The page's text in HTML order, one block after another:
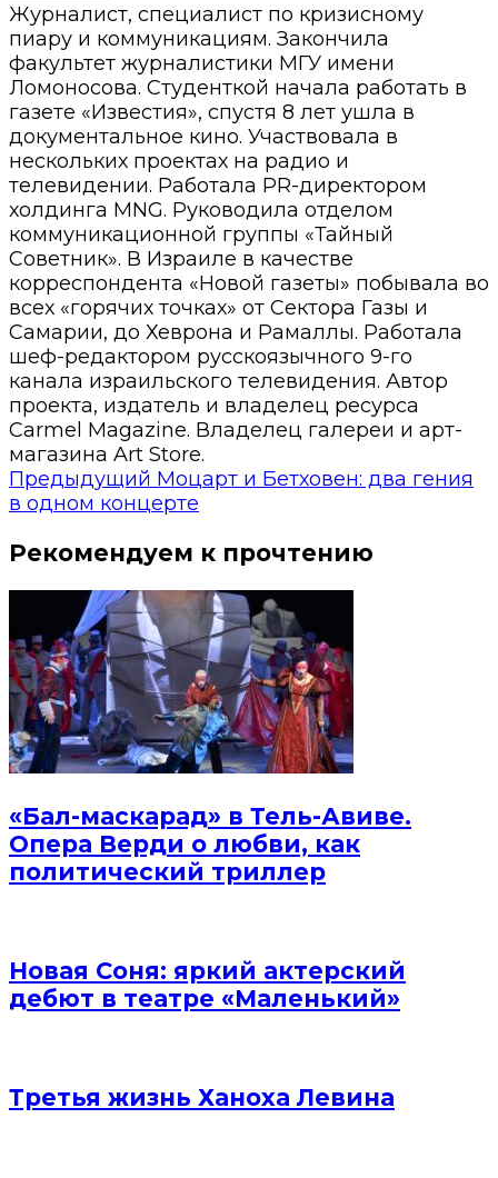
Журналист, специалист по кризисному
пиару и коммуникациям. Закончила
факультет журналистики МГУ имени
Ломоносова. Студенткой начала работать в
газете «Известия», спустя 8 лет ушла в
документальное кино. Участвовала в
нескольких проектах на радио и
телевидении. Работала PR-директором
холдинга MNG. Руководила отделом
коммуникационной группы «Тайный
Советник». В Израиле в качестве
корреспондента «Новой газеты» побывала во
всех «горячих точках» от Сектора Газы и
Самарии, до Хеврона и Рамаллы. Работала
шеф-редактором русскоязычного 9-го
канала израильского телевидения. Автор
проекта, издатель и владелец ресурса
Carmel Magazine. Владелец галереи и арт-
магазина Art Store.
Предыдущий Моцарт и Бетховен: два гения
в одном концерте
Рекомендуем к прочтению
«Бал-маскарад» в Тель-Авиве.
Опера Верди о любви, как
политический триллер
Новая Соня: яркий актерский
дебют в театре «Маленький»
Третья жизнь Ханоха Левина